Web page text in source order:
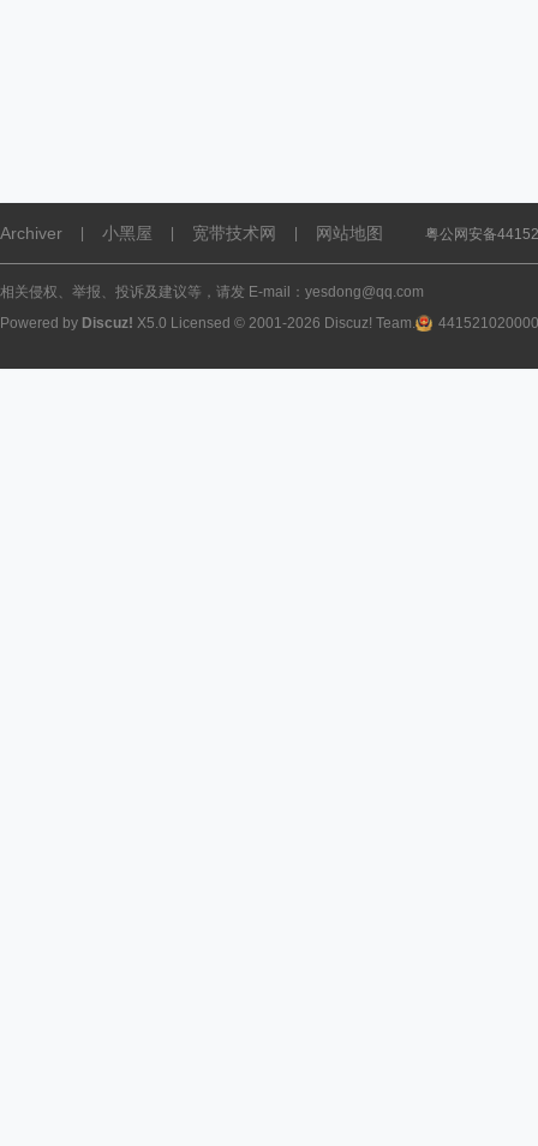
Archiver 小黑屋 宽带技术网 网站地图 粤公网安备
相关侵权、举报、投诉及建议等，请发 E-mail：yesdong@qq.com
Powered by Discuz! X5.0 Licensed © 2001-2026 Discuz! Team.